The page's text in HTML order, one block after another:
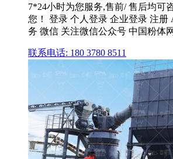
7*24小时为您服务,售前/ 售后均可
您！ 登录 个人登录 企业登录 注册
务 微信 关注微信公众号 中国粉体
联系电话: 180 3780 8511